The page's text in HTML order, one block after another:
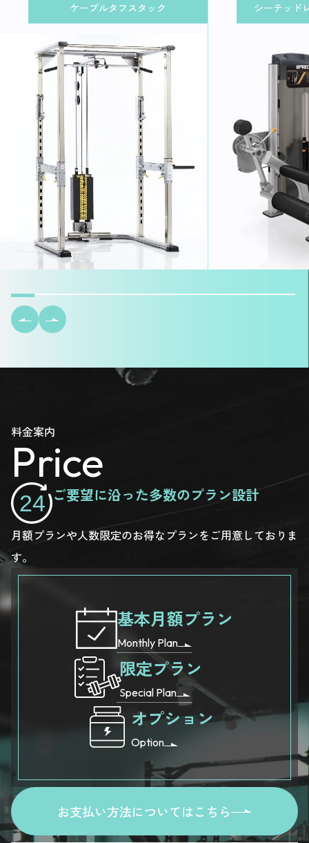
ケーブルタフスタック シーテッド
料金案内
Price
ご要望に沿った多数のプラン設計
月額プランや人数限定のお得なプランをご用意しておりま
す。
基本月額プラン
Monthly Plan
限定プラン
Special Plan
オプション
Option
お支払い方法についてはこちら